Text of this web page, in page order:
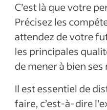
C’est là que votre
Précisez les
attendez de votre
les principales
de mener à bien ses
Il est essentiel de
faire, c’est-à-dire